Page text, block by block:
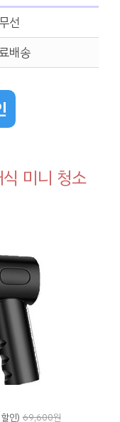
무선
배송
미니 청소
인) 69,600원